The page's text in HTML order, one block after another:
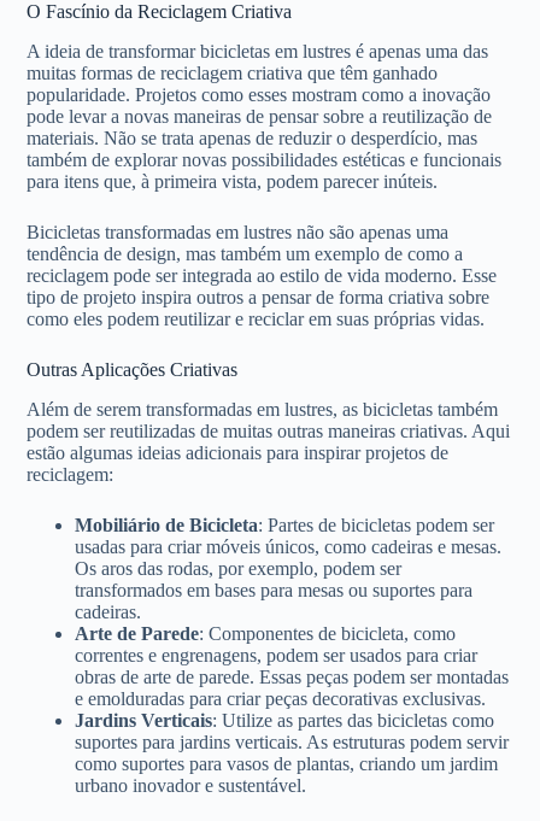
O Fascínio da Reciclagem Criativa
A ideia de transformar bicicletas em lustres é apenas uma das
muitas formas de reciclagem criativa que têm ganhado
popularidade. Projetos como esses mostram como a inovação
pode levar a novas maneiras de pensar sobre a reutilização de
materiais. Não se trata apenas de reduzir o desperdício, mas
também de explorar novas possibilidades estéticas e funcionais
para itens que, à primeira vista, podem parecer inúteis.
Bicicletas transformadas em lustres não são apenas uma
tendência de design, mas também um exemplo de como a
reciclagem pode ser integrada ao estilo de vida moderno. Esse
tipo de projeto inspira outros a pensar de forma criativa sobre
como eles podem reutilizar e reciclar em suas próprias vidas.
Outras Aplicações Criativas
Além de serem transformadas em lustres, as bicicletas também
podem ser reutilizadas de muitas outras maneiras criativas. Aqui
estão algumas ideias adicionais para inspirar projetos de
reciclagem:
Mobiliário de Bicicleta: Partes de bicicletas podem ser
usadas para criar móveis únicos, como cadeiras e mesas.
Os aros das rodas, por exemplo, podem ser
transformados em bases para mesas ou suportes para
cadeiras.
Arte de Parede: Componentes de bicicleta, como
correntes e engrenagens, podem ser usados para criar
obras de arte de parede. Essas peças podem ser montadas
e emolduradas para criar peças decorativas exclusivas.
Jardins Verticais: Utilize as partes das bicicletas como
suportes para jardins verticais. As estruturas podem servir
como suportes para vasos de plantas, criando um jardim
urbano inovador e sustentável.